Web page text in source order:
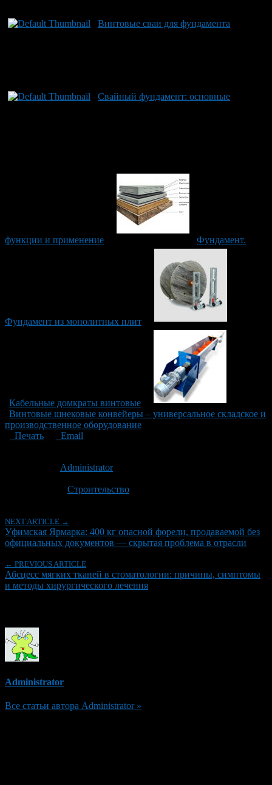
Винтовые сваи для фундамента
Свайный фундамент: основные
функции и применение Фундамент.
Фундамент из монолитных плит
Кабельные домкраты винтовые
Винтовые шнековые конвейеры – универсальное складское и
производственное оборудование
Печать
Email
Administrator
Строительство
NEXT ARTICLE →
Уфимская Ярмарка: 400 кг опасной форели, продаваемой без
официальных документов — скрытая проблема в отрасли
← PREVIOUS ARTICLE
Абсцесс мягких тканей в стоматологии: причины, симптомы
и методы хирургического лечения
Administrator
Все статьи автора Administrator »